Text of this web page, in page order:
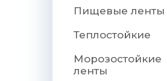
Пищевые ленты
Теплостойкие
Морозостойкие
ленты